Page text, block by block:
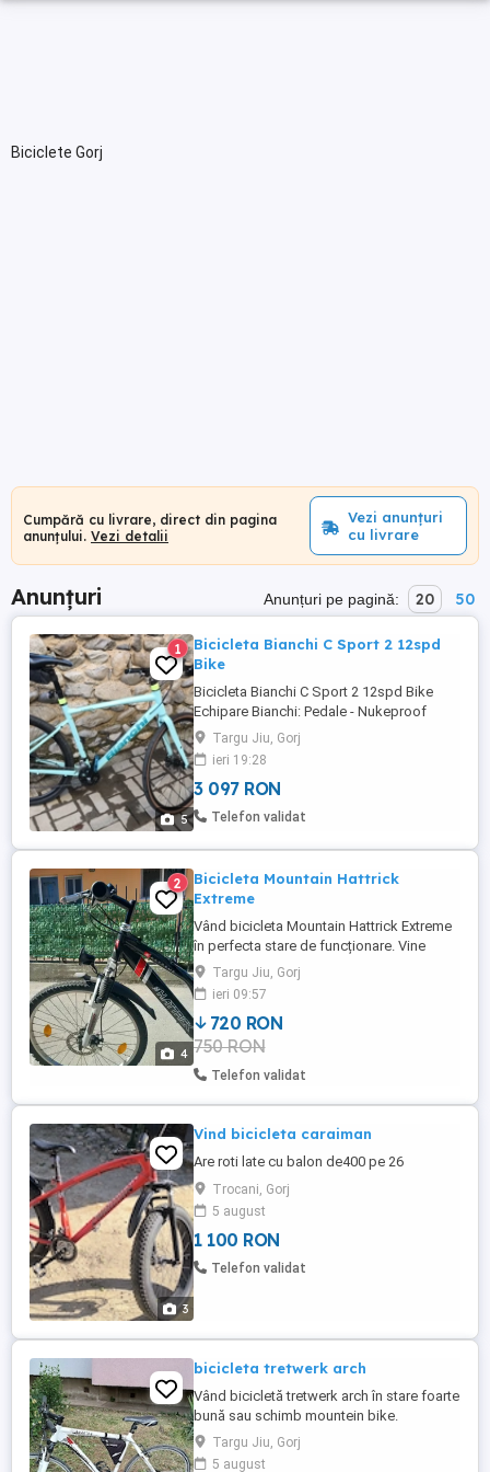
Biciclete Gorj
Cumpără cu livrare, direct din pagina
anunțului. Vezi detalii
Vezi anunțuri
cu livrare
Anunțuri Anunțuri pe pagină: 20 50
5
1
Bicicleta Bianchi C Sport 2 12spd
Bike
Bicicleta Bianchi C Sport 2 12spd Bike
Echipare Bianchi: Pedale - Nukeproof
Neutron EVO flat - blue - model 2024
Pedalier - Shimano MTB SLX - model 2024
Angrenaj Pedalier - Shimano - model 2024
Anvelopa fata - Schwalbe G-one Tubeless
allroad - tire 700XC 28X1.5 - model 2024
Targu Jiu, Gorj
ieri 19:28
3 097 RON
Telefon validat
4
2
Bicicleta Mountain Hattrick
Extreme
Vând bicicleta Mountain Hattrick Extreme
în perfecta stare de funcționare. Vine
însoțită de sistem antifurt și prelata
acoperire bonus. Prețul este usor
negociabil. Mai multe detalii la telefon.
Targu Jiu, Gorj
ieri 09:57
720 RON
750 RON
Telefon validat
3
Vind bicicleta caraiman
Are roti late cu balon de400 pe 26
Trocani, Gorj
5 august
1 100 RON
Telefon validat
bicicleta tretwerk arch
Vând bicicletă tretwerk arch în stare foarte
bună sau schimb mountein bike.
Targu Jiu, Gorj
5 august